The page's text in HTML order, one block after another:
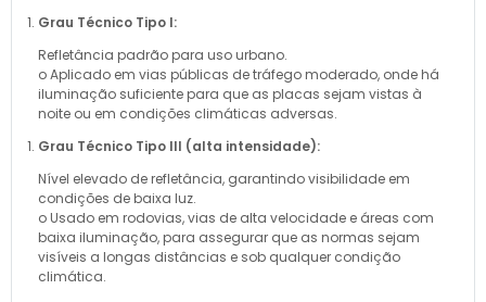
Grau Técnico Tipo I:
Refletância padrão para uso urbano.
o Aplicado em vias públicas de tráfego moderado, onde há
iluminação suficiente para que as placas sejam vistas à
noite ou em condições climáticas adversas.
Grau Técnico Tipo III (alta intensidade):
Nível elevado de refletância, garantindo visibilidade em
condições de baixa luz.
o Usado em rodovias, vias de alta velocidade e áreas com
baixa iluminação, para assegurar que as normas sejam
visíveis a longas distâncias e sob qualquer condição
climática.